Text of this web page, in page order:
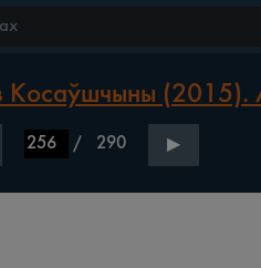
з Косаўшчыны
/ 290 ▶